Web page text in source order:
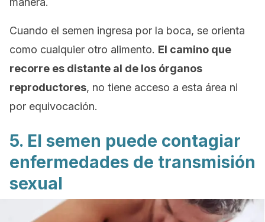
Cuando el semen ingresa por la boca, se orienta
como cualquier otro alimento. El camino que
recorre es distante al de los órganos
reproductores, no tiene acceso a esta área ni
por equivocación.
5. El semen puede contagiar
enfermedades de transmisión
sexual